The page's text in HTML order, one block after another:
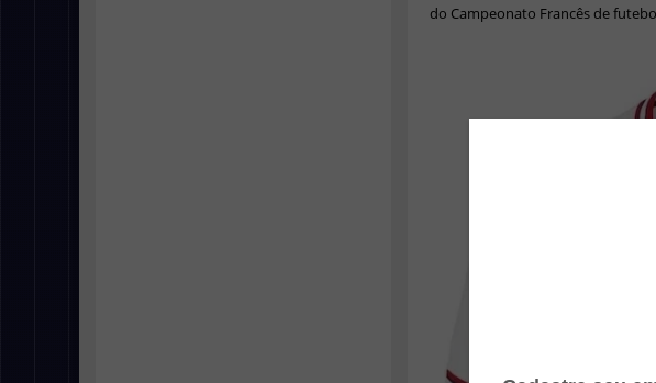
do Campeonato Francês de